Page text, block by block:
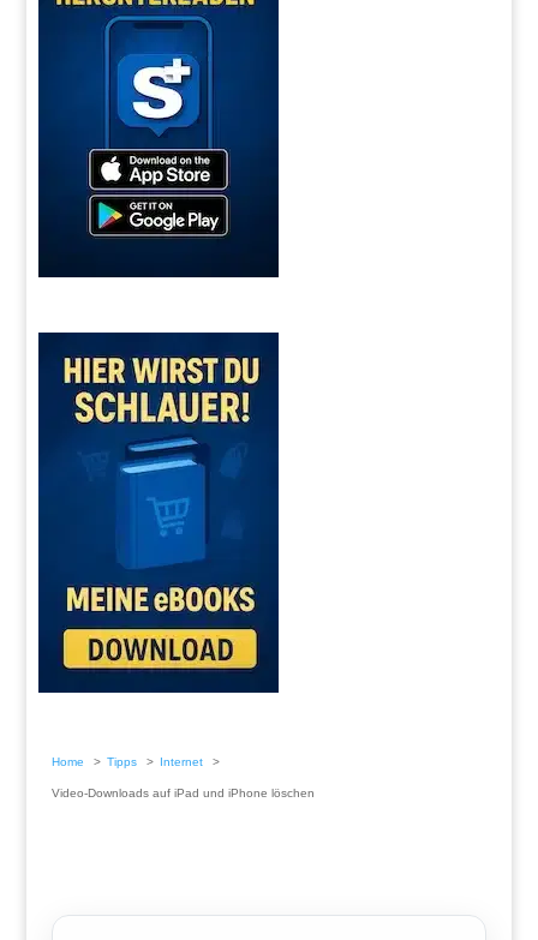
Home Tipps Internet
Video-Downloads auf iPad und iPhone löschen